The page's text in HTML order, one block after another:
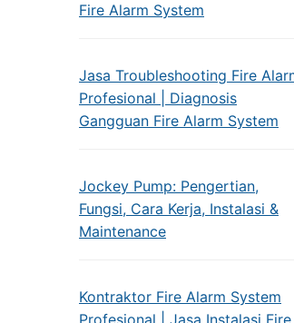
Fire Alarm System
Jasa Troubleshooting Fire
Profesional | Diagnosis
Gangguan Fire Alarm System
Jockey Pump: Pengertian,
Fungsi, Cara Kerja, Instalasi &
Maintenance
Kontraktor Fire Alarm System
Profesional | Jasa Instalasi Fire